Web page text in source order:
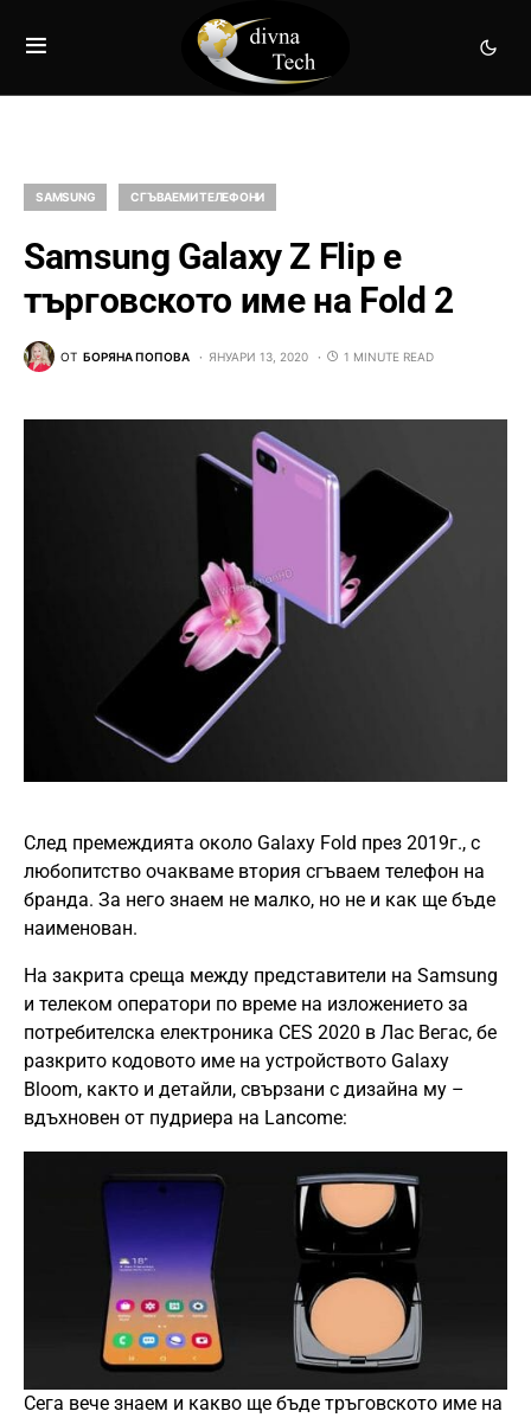
SAMSUNG СГЪВАЕМИ ТЕЛЕФОНИ
Samsung Galaxy Z Flip е
търговското име на Fold 2
ОТ БОРЯНА ПОПОВА ЯНУАРИ 13, 2020 1 MINUTE READ
След премеждията около Galaxy Fold през 2019г., с
любопитство очакваме втория сгъваем телефон на
бранда. За него знаем не малко, но не и как ще бъде
наименован.
На закрита среща между представители на Samsung
и телеком оператори по време на изложението за
потребителска електроника CES 2020 в Лас Вегас, бе
разкрито кодовото име на устройството Galaxy
Bloom, както и детайли, свързани с дизайна му –
вдъхновен от пудриера на Lancome:
Сега вече знаем и какво ще бъде тръговското име на